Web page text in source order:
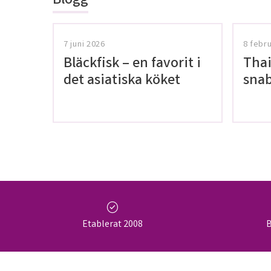
7 juni 2026
Bläckfisk – en favorit i
det asiatiska köket
8
check_circle
Etablerat 2008